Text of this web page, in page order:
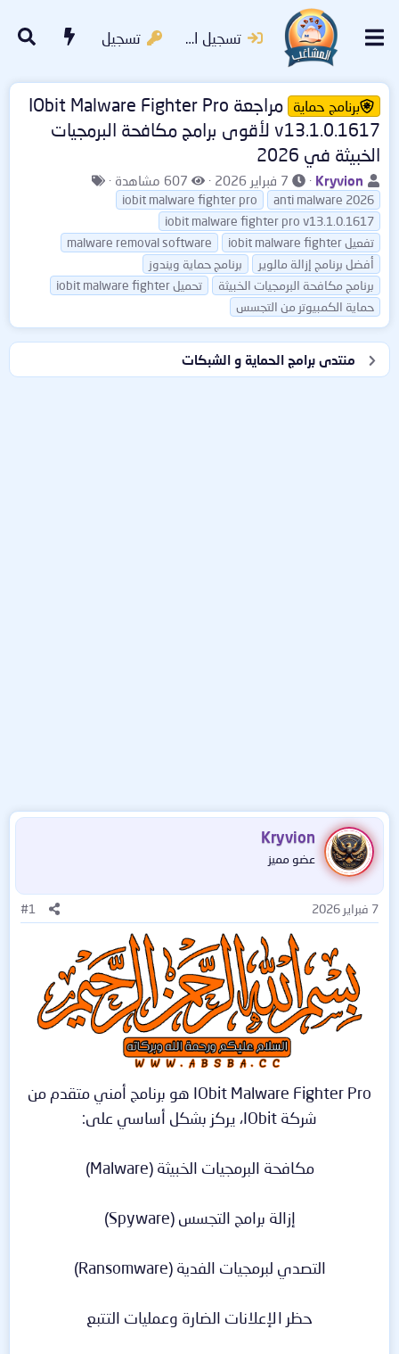
تسجيل الدخول تسجيل
برنامج حماية
مراجعة IObit Malware Fighter Pro
v13.1.0.1617 لأقوى برامج مكافحة البرمجيات
الخبيثة في 2026
ب
ا
د
ئ
ا
ل
م
و
ض
Kryvion
ت
ا
ر
ي
خ
ا
ل
ب
د
7 فبراير 2026
ا
ل
م
ش
ا
ه
د
ت
607 مشاهدة
ا
س
و
م
anti malware 2026
iobit malware fighter pro
iobit malware fighter pro v13.1.0.1617
iobit malware fighter تفعيل
malware removal software
أفضل برنامج إزالة مالوير
برنامج حماية ويندوز
برنامج مكافحة البرمجيات الخبيثة
تحميل iobit malware fighter
حماية الكمبيوتر من التجسس
منتدى برامج الحماية و الشبكات
Kryvion
عضو مميز
7 فبراير 2026 #1
IObit Malware Fighter Pro هو برنامج أمني متقدم من
شركة IObit، يركز بشكل أساسي على:
مكافحة البرمجيات الخبيثة (Malware)
إزالة برامج التجسس (Spyware)
التصدي لبرمجيات الفدية (Ransomware)
حظر الإعلانات الضارة وعمليات التتبع